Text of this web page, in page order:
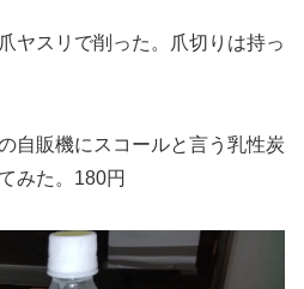
ヤスリで削った。爪切りは持っ
自販機にスコールと言う乳性炭
みた。180円